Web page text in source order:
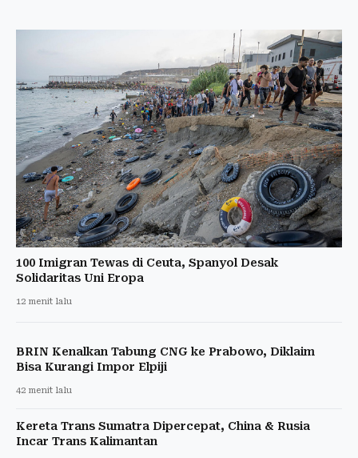
100 Imigran Tewas di Ceuta, Spanyol Desak
Solidaritas Uni Eropa
12 menit lalu
BRIN Kenalkan Tabung CNG ke Prabowo, Diklaim
Bisa Kurangi Impor Elpiji
42 menit lalu
Kereta Trans Sumatra Dipercepat, China & Rusia
Incar Trans Kalimantan